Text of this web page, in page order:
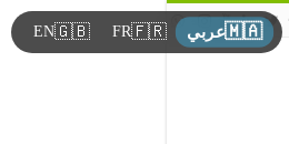
🇲🇦عربي 🇫🇷
FR
🇬🇧
EN